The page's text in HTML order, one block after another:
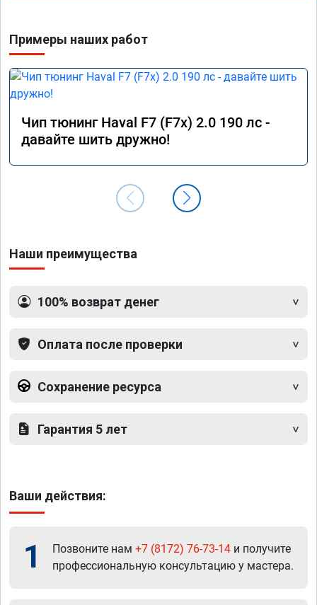
Примеры наших работ
Чип тюнинг Haval F7 (F7x) 2.0 190 лс -
давайте шить дружно!
Наши преимущества
100% возврат денег
Оплата после проверки
Сохранение ресурса
Гарантия 5 лет
Ваши действия:
1 Позвоните нам +7 (8172) 76-73-14 и получите
профессиональную консультацию у мастера.